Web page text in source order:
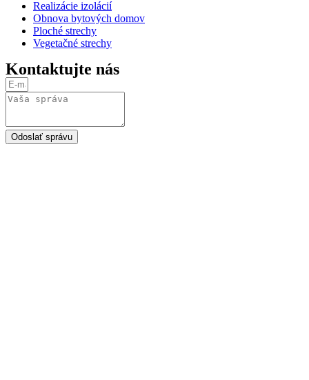
Realizácie izolácií
Obnova bytových domov
Ploché strechy
Vegetačné strechy
Kontaktujte nás
Odoslať správu